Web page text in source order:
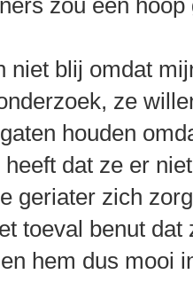
zou een
niet blij omdat
ze
houden
heeft dat ze er
geriater zich
toeval benut
hem dus mooi